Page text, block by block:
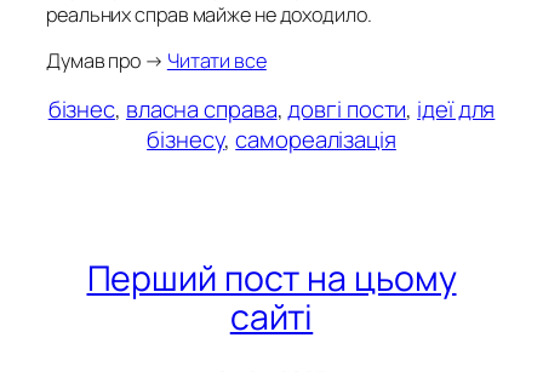
реальних справ майже не доходило.
Думав про → Читати все
бізнес, власна справа, довгі пости, ідеї для
бізнесу, самореалізація
Перший пост на цьому
сайті